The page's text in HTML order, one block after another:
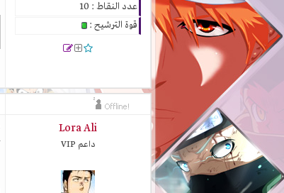
عدد النقاط : 10
قوة الترشيح :
Lora Ali
داعم VIP